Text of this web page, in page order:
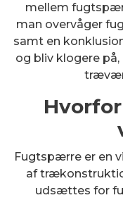
mellem
man overvåger
samt en
og bliv klogere
Fugtspærre er en
af
udsættes for